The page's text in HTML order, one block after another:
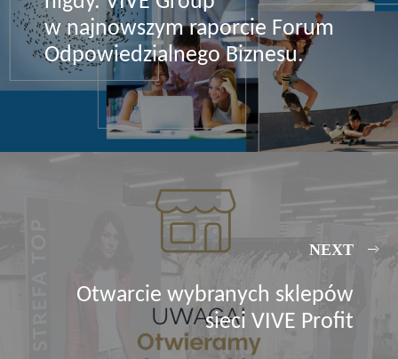
w najnowszym raporcie Forum
Odpowiedzialnego Biznesu.
NEXT
Otwarcie wybranych sklepów
sieci VIVE Profit